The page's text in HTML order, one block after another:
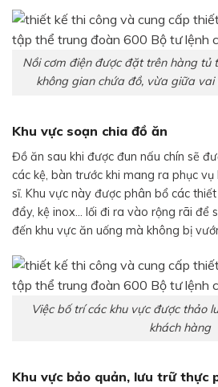
Nồi cơm điện được đặt trên hàng
không gian chứa đồ, vừa giữa vai
Khu vực soạn chia đồ ăn
Đồ ăn sau khi được đun nấu chín sẽ
các kệ, bàn trước khi mang ra phục
sĩ. Khu vực này được phân bổ các
đẩy, kệ inox… lối đi ra vào rộng rãi để
đến khu vực ăn uống mà không bị
Việc bố trí các khu vực được thảo
khách hàng
Khu vực bảo quản, lưu trữ thực